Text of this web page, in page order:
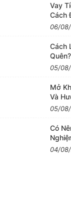
Vay
Cách
Định
06/
Cách
Khôi
05/
Mở
Và
05/
Có
04/